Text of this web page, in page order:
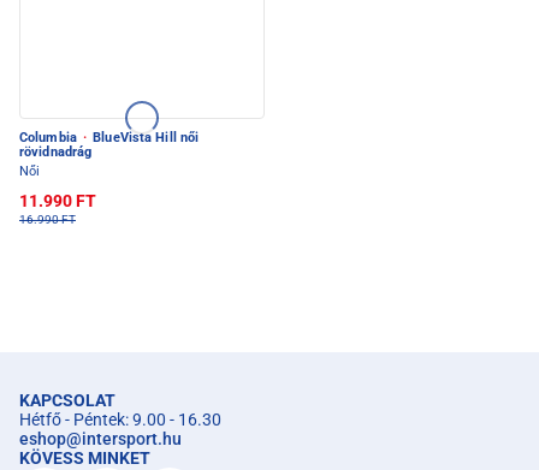
Columbia · BlueVista Hill női
rövidnadrág
Női
11.990 FT
16.990 FT
KAPCSOLAT
Hétfő - Péntek: 9.00 - 16.30
eshop@intersport.hu
KÖVESS MINKET